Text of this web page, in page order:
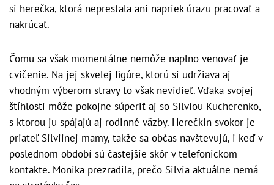
si herečka, ktorá neprestala ani napriek úrazu pracovať a
nakrúcať.
Čomu sa však momentálne nemôže naplno venovať je
cvičenie. Na jej skvelej figúre, ktorú si udržiava aj
vhodným výberom stravy to však nevidieť. Vďaka svojej
štíhlosti môže pokojne súperiť aj so Silviou Kucherenko,
s ktorou ju spájajú aj rodinné väzby. Herečkin svokor je
priateľ Silviinej mamy, takže sa občas navštevujú, i keď v
poslednom období sú častejšie skôr v telefonickom
kontakte. Monika prezradila, prečo Silvia aktuálne nemá